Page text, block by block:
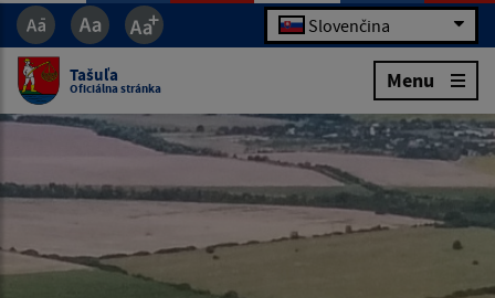
Slovenčina
Tašuľa
Oficiálna stránka Menu